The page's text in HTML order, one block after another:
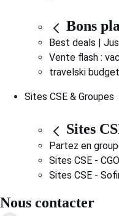
Bons
Best deals |
Vente flash :
travelski budget
Sites CSE & Groupes
Sites
Partez en
Sites CSE -
Sites CSE -
Nous contacter